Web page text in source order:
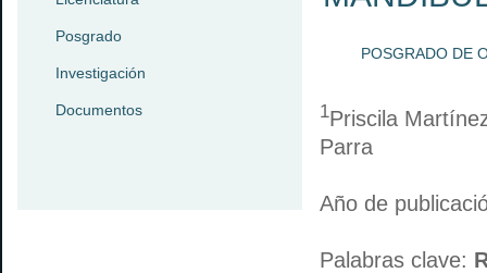
POSGRADO DE
1Priscila
Parra
Año de
Palabras clave:
Posgrado
Investigación
Documentos